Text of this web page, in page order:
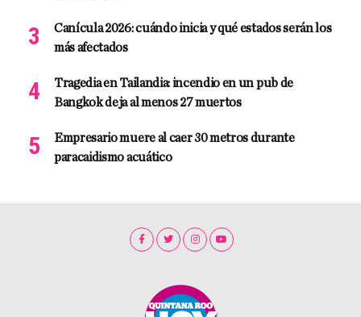
Canícula 2026: cuándo inicia y qué estados serán los
más afectados
Tragedia en Tailandia: incendio en un pub de
Bangkok deja al menos 27 muertos
Empresario muere al caer 30 metros durante
paracaidismo acuático